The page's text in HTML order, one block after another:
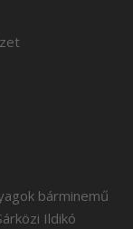
bárminemű
Ildikó